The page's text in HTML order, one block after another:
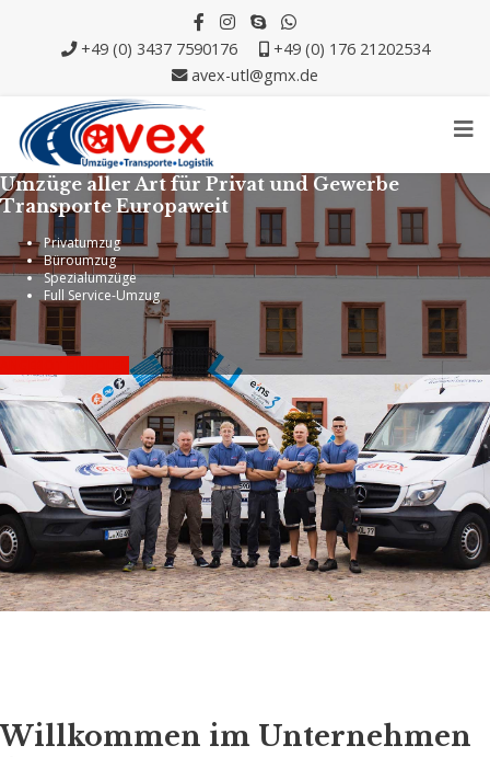
+49 (0) 3437 7590176
+49 (0) 176 21202534
avex-utl@gmx.de
Umzüge aller Art für Privat und Gewerbe
Transporte Europaweit
Privatumzug
Büroumzug
Spezialumzüge
Full Service-Umzug
Willkommen im Unternehmen